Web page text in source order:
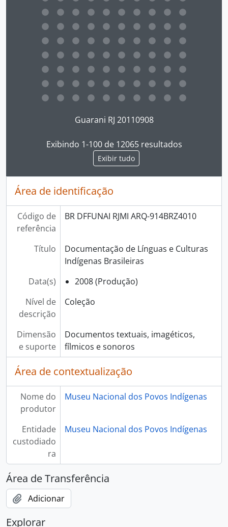
Guarani RJ 20110908
Exibindo 1-100 de 12065 resultados
Exibir tudo
Área de identificação
Código de
referência
BR DFFUNAI RJMI ARQ-914BRZ4010
Título
Documentação de Línguas e Culturas
Indígenas Brasileiras
Data(s)
2008 (Produção)
Nível de
descrição
Coleção
Dimensão
e suporte
Documentos textuais, imagéticos,
fílmicos e sonoros
Área de contextualização
Nome do
produtor
Museu Nacional dos Povos Indígenas
Entidade
custodiado
ra
Museu Nacional dos Povos Indígenas
Área de Transferência
Adicionar
Explorar